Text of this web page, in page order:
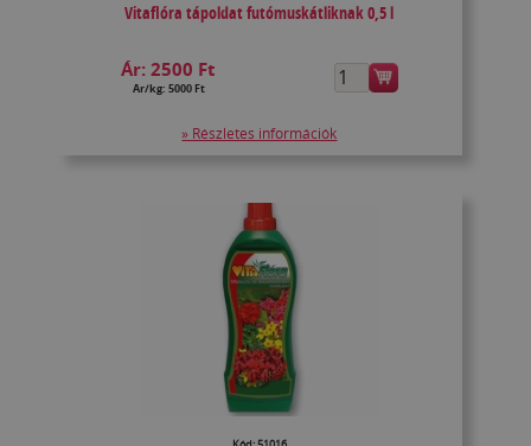
Vitaflóra tápoldat futómuskátliknak 0,5 l
Ár:2500 Ft
Ár/kg: 5000 Ft
» Részletes információk